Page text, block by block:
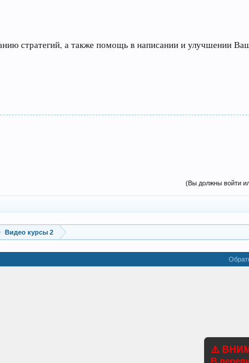
⚠️
стратегий, а также помощь в написании и улучшении
(Вы должны войти
Видео курсы 2